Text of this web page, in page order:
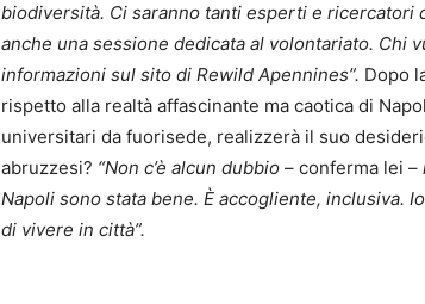
biodiversità. Ci saranno tanti esperti e ricercatori
anche una sessione dedicata al volontariato. Chi
informazioni sul sito di Rewild Apennines”. Dopo
rispetto alla realtà affascinante ma caotica di
universitari da fuorisede, realizzerà il suo
abruzzesi? “Non c’è alcun dubbio – conferma lei –
Napoli sono stata bene. È accogliente, inclusiva.
di vivere in città”.